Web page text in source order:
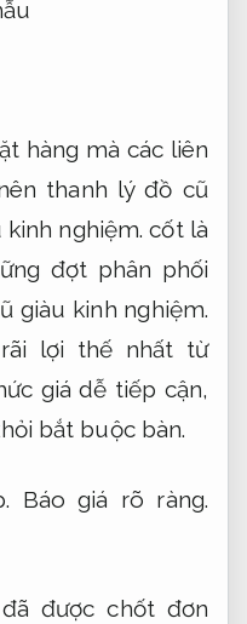
hàng mà các liên
thanh lý đồ cũ
nghiệm. cốt là
đợt phân phối
giàu kinh nghiệm.
lợi thế nhất từ
giá dễ tiếp cận,
bắt buộc bàn.
Báo giá rõ ràng.
được chốt đơn